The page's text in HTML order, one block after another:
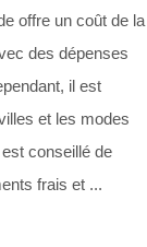
offre un coût de la
des dépenses
il est
et les modes
conseillé de
frais et ...